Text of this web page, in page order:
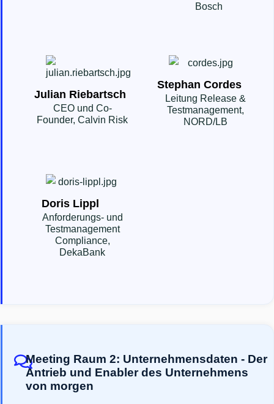
Bosch
Julian Riebartsch
CEO und Co-
Founder, Calvin Risk
Stephan Cordes
Leitung Release &
Testmanagement,
NORD/LB
Doris Lippl
Anforderungs- und
Testmanagement
Compliance,
DekaBank
Meeting Raum 2: Unternehmensdaten - Der
Antrieb und Enabler des Unternehmens
von morgen